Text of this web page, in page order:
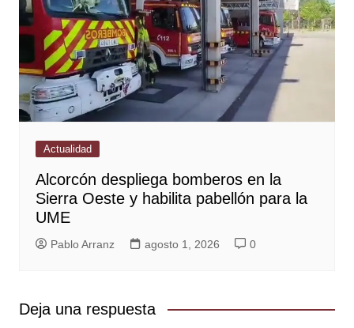
Actualidad
Alcorcón despliega bomberos en la
Sierra Oeste y habilita pabellón para la
UME
Pablo Arranz agosto 1, 2026 0
Deja una respuesta